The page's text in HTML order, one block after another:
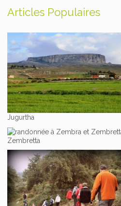
Articles Populaires
Jugurtha
Zembretta